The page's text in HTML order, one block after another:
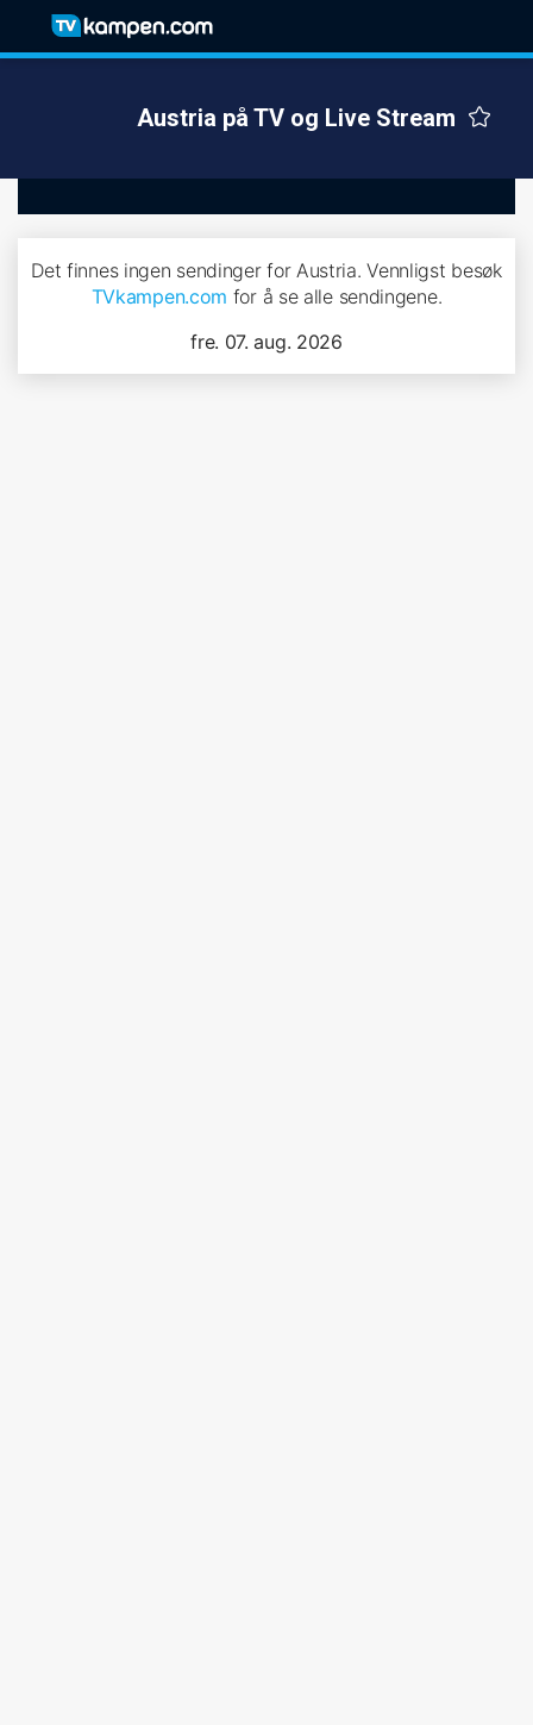
Austria på TV og Live Stream
Det finnes ingen sendinger for Austria. Vennligst besøk
TVkampen.com for å se alle sendingene.
fre. 07. aug. 2026